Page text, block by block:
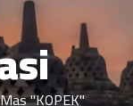
"KOPEK"